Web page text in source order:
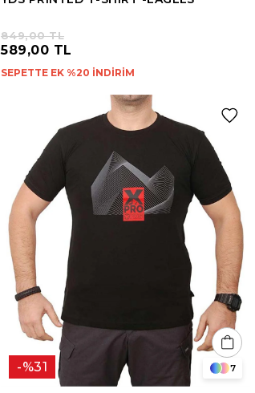
589,00 TL
849,00 TL
SEPETTE EK %20 İNDİRİM
%31 7